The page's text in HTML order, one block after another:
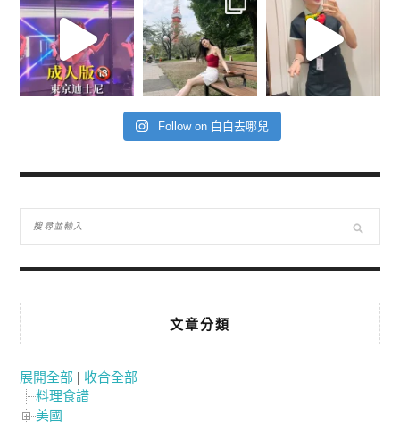
Follow on 白白去哪兒
文章分類
展開全部 | 收合全部
料理食譜
美國